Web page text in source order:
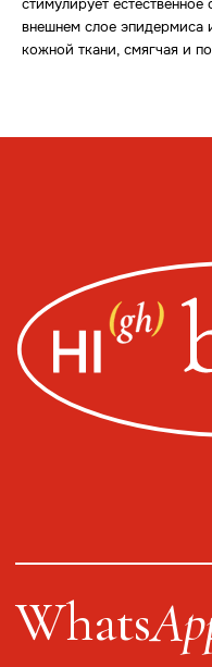
стимулирует
внешнем слое эпидермиса
кожной ткани, смягчая и
ИП Пищелева В.А.
ИНН 231517796699